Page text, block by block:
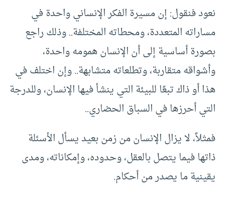
نعود فنقول: إن مسيرة الفكر الإنساني واحدة في
مساراته المتعددة، ومحطاته المختلفة.. وذلك راجع
بصورة أساسية إلى أن الإنسان همومه واحدة،
وأشواقه متقاربة، وتطلعاته متشابهة.. وإن اختلف في
هذا أو ذاك تبعًا للبيئة التي ينشأ فيها الإنسان، وللدرجة
التي أحرزها في السباق الحضاري..
فمثلاً، لا يزال الإنسان من زمن بعيد يسأل الأسئلة
ذاتها فيما يتصل بالعقل، وحدوده، وإمكاناته، ومدى
يقينية ما يصدر من أحكام.